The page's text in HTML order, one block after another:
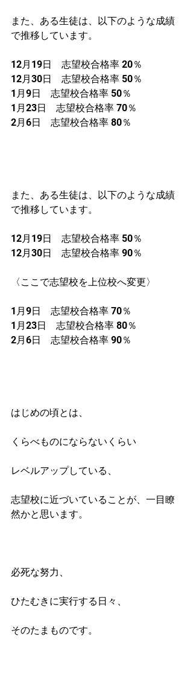
また、ある生徒は、以下のような成績
で推移しています。
12月19日　志望校合格率 20％
12月30日　志望校合格率 50％
1月9日　志望校合格率 50％
1月23日　志望校合格率 70％
2月6日　志望校合格率 80％
また、ある生徒は、以下のような成績
で推移しています。
12月19日　志望校合格率 50％
12月30日　志望校合格率 90％
〈ここで志望校を上位校へ変更〉
1月9日　志望校合格率 70％
1月23日　志望校合格率 80％
2月6日　志望校合格率 90％
はじめの頃とは、
くらべものにならないくらい
レベルアップしている、
志望校に近づいていることが、一目瞭
然かと思います。
必死な努力、
ひたむきに実行する日々、
そのたまものです。